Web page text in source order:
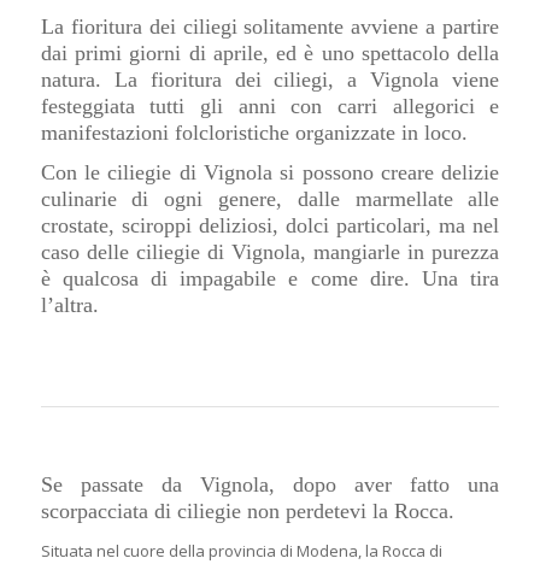
La fioritura dei ciliegi solitamente avviene a partire
dai primi giorni di aprile, ed è uno spettacolo della
natura. La fioritura dei ciliegi, a Vignola viene
festeggiata tutti gli anni con carri allegorici e
manifestazioni folcloristiche organizzate in loco.
Con le ciliegie di Vignola si possono creare delizie
culinarie di ogni genere, dalle marmellate alle
crostate, sciroppi deliziosi, dolci particolari, ma nel
caso delle ciliegie di Vignola, mangiarle in purezza
è qualcosa di impagabile e come dire. Una tira
l’altra.
Se passate da Vignola, dopo aver fatto una
scorpacciata di ciliegie non perdetevi la Rocca.
Situata nel cuore della provincia di Modena, la Rocca di